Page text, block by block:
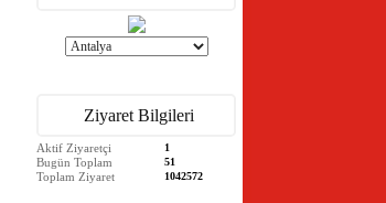
Ziyaret Bilgileri
Aktif Ziyaretçi 1
Bugün Toplam 51
Toplam Ziyaret 1042572